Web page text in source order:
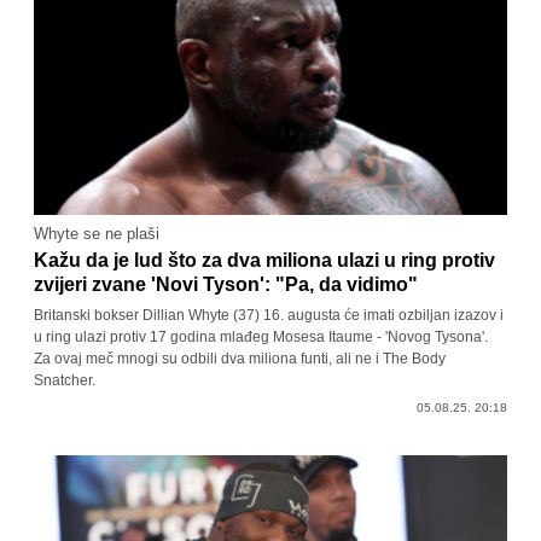
Whyte se ne plaši
Kažu da je lud što za dva miliona ulazi u ring protiv
zvijeri zvane 'Novi Tyson': "Pa, da vidimo"
Britanski bokser Dillian Whyte (37) 16. augusta će imati ozbiljan izazov i
u ring ulazi protiv 17 godina mlađeg Mosesa Itaume - 'Novog Tysona'.
Za ovaj meč mnogi su odbili dva miliona funti, ali ne i The Body
Snatcher.
05.08.25. 20:18